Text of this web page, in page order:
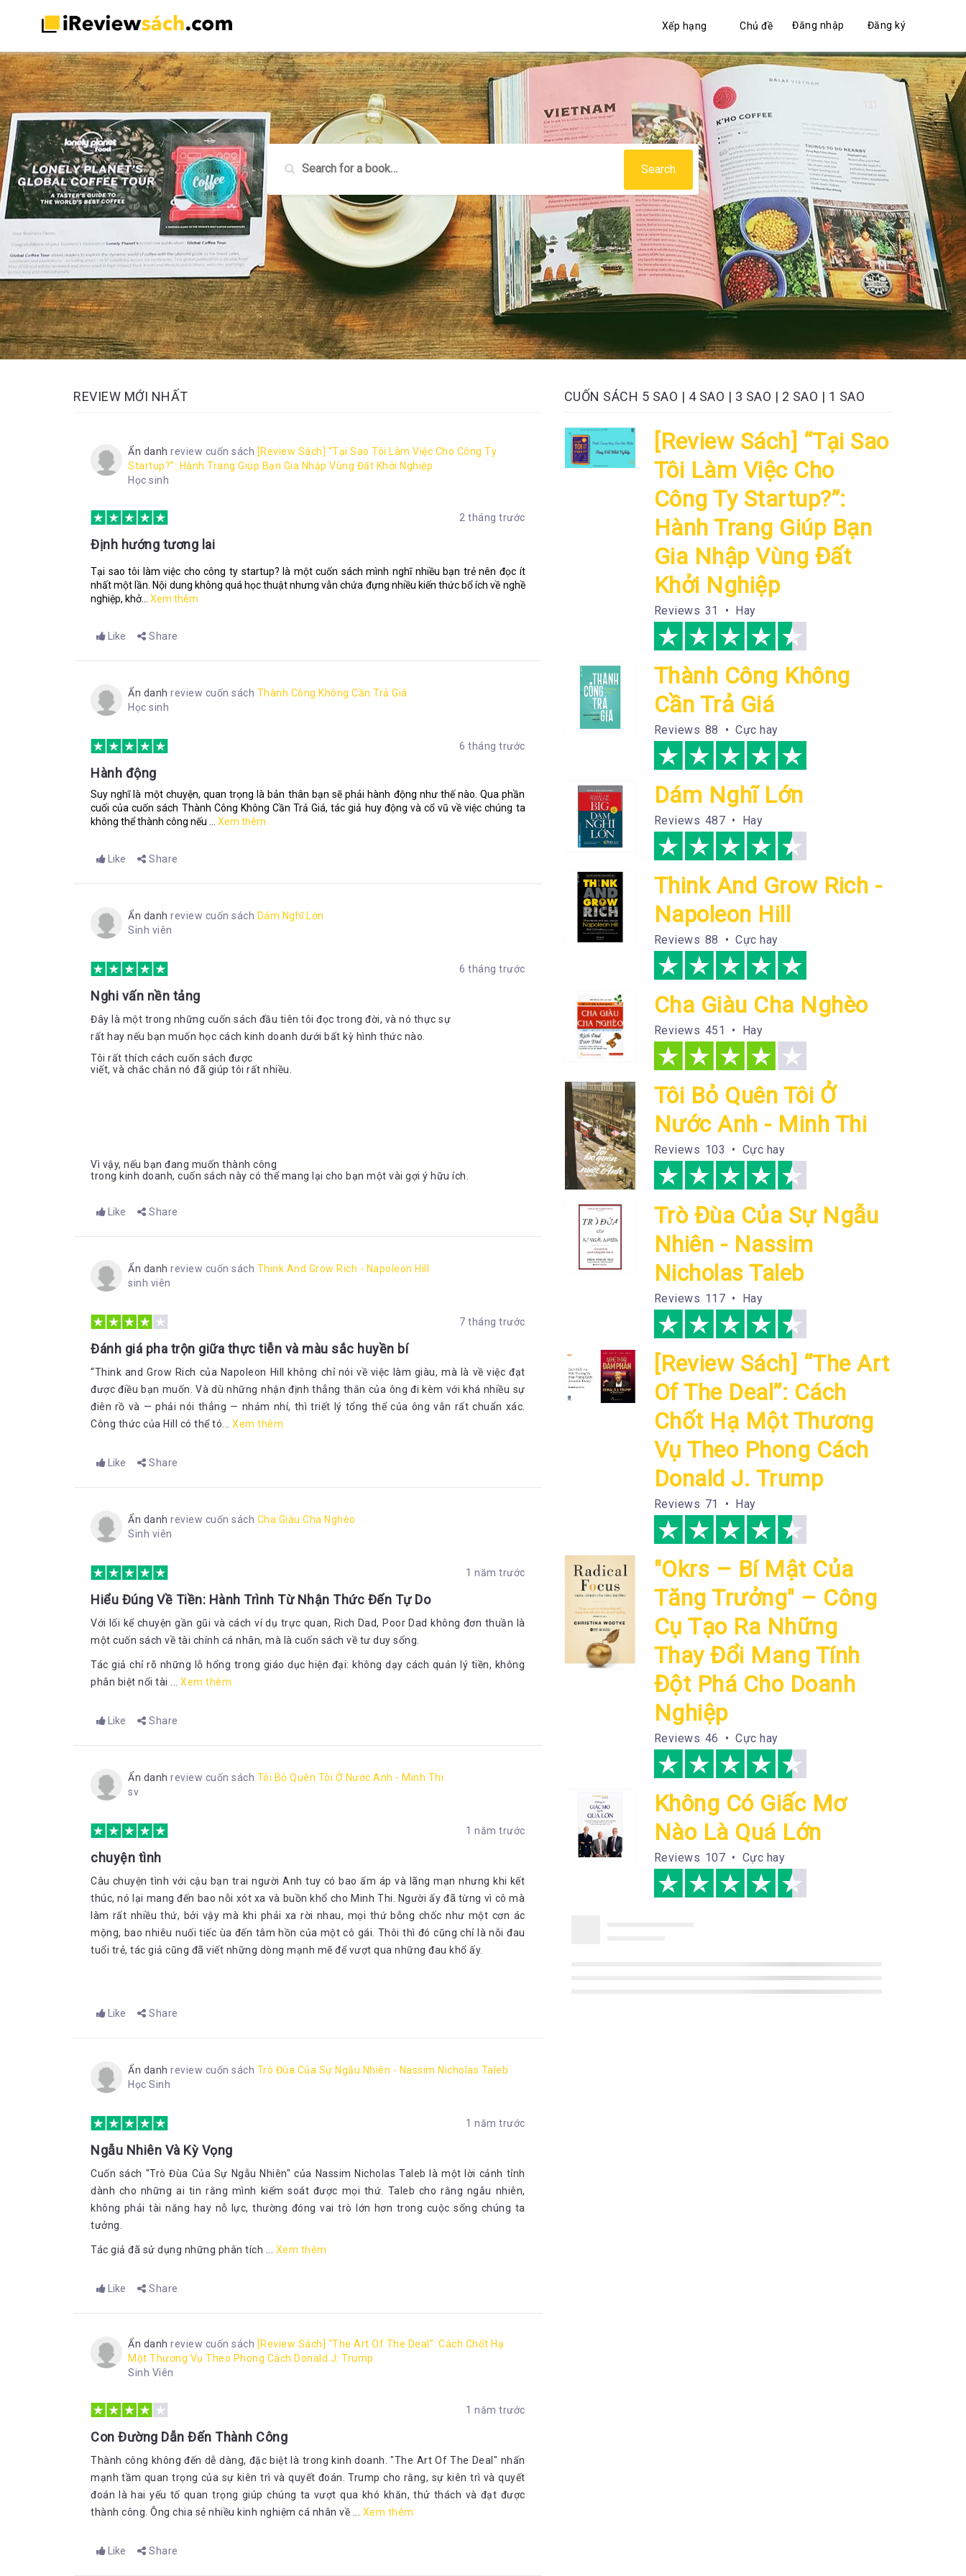
Đăng nhập Đăng ký
Xếp hạng Chủ đề
Search
REVIEW MỚI NHẤT
Ẩn danh review cuốn sách [Review Sách] “Tại Sao Tôi Làm Việc Cho Công Ty
Startup?”: Hành Trang Giúp Bạn Gia Nhập Vùng Đất Khởi Nghiệp
Học sinh
2 tháng trước
Định hướng tương lai
Tại sao tôi làm việc cho công ty startup? là một cuốn sách mình nghĩ nhiều bạn trẻ nên đọc ít
nhất một lần. Nội dung không quá học thuật nhưng vẫn chứa đựng nhiều kiến thức bổ ích về nghề
nghiệp, khở...
Xem thêm
Like Share
Ẩn danh review cuốn sách Thành Công Không Cần Trả Giá
Học sinh
6 tháng trước
Hành động
Suy nghĩ là một chuyện, quan trọng là bản thân bạn sẽ phải hành động như thế nào. Qua phần
cuối của cuốn sách Thành Công Không Cần Trả Giá, tác giả huy động và cổ vũ về việc chúng ta
không thể thành công nếu ...
Xem thêm
Like Share
Ẩn danh review cuốn sách Dám Nghĩ Lớn
Sinh viên
6 tháng trước
Nghi vấn nền tảng
Đây là một trong những cuốn sách đầu tiên tôi đọc trong đời, và nó thực sự
rất hay nếu bạn muốn học cách kinh doanh dưới bất kỳ hình thức nào.
Tôi rất thích cách cuốn sách được
viết, và chắc chắn nó đã giúp tôi rất nhiều.
Vì vậy, nếu bạn đang muốn thành công
trong kinh doanh, cuốn sách này có thể mang lại cho bạn một vài gợi ý hữu ích.
Like Share
Ẩn danh review cuốn sách Think And Grow Rich - Napoleon Hill
sinh viên
7 tháng trước
Đánh giá pha trộn giữa thực tiễn và màu sắc huyền bí
“Think and Grow Rich của Napoleon Hill không chỉ nói về việc làm giàu, mà là về việc đạt
được điều bạn muốn. Và dù những nhận định thẳng thắn của ông đi kèm với khá nhiều sự
điên rồ và — phải nói thẳng — nhảm nhí, thì triết lý tổng thể của ông vẫn rất chuẩn xác.
Công thức của Hill có thể tó...
Xem thêm
Like Share
Ẩn danh review cuốn sách Cha Giàu Cha Nghèo
Sinh viên
1 năm trước
Hiểu Đúng Về Tiền: Hành Trình Từ Nhận Thức Đến Tự Do
Với lối kể chuyện gần gũi và cách ví dụ trực quan, Rich Dad, Poor Dad không đơn thuần là
một cuốn sách về tài chính cá nhân, mà là cuốn sách về tư duy sống.
Tác giả chỉ rõ những lỗ hổng trong giáo dục hiện đại: không dạy cách quản lý tiền, không
phân biệt nổi tài ...
Xem thêm
Like Share
Ẩn danh review cuốn sách Tôi Bỏ Quên Tôi Ở Nước Anh - Minh Thi
sv
1 năm trước
chuyện tình
Câu chuyện tình với cậu bạn trai người Anh tuy có bao ấm áp và lãng mạn nhưng khi kết
thúc, nó lại mang đến bao nỗi xót xa và buồn khổ cho Minh Thi. Người ấy đã từng vì cô mà
làm rất nhiều thứ, bởi vậy mà khi phải xa rời nhau, mọi thứ bỗng chốc như một cơn ác
mộng, bao nhiêu nuối tiếc ùa đến tâm hồn của một cô gái. Thôi thì đó cũng chỉ là nỗi đau
tuổi trẻ, tác giả cũng đã viết những dòng mạnh mẽ để vượt qua những đau khổ ấy.
Like Share
Ẩn danh review cuốn sách Trò Đùa Của Sự Ngẫu Nhiên - Nassim Nicholas Taleb
Học Sinh
1 năm trước
Ngẫu Nhiên Và Kỳ Vọng
Cuốn sách "Trò Đùa Của Sự Ngẫu Nhiên" của Nassim Nicholas Taleb là một lời cảnh tỉnh
dành cho những ai tin rằng mình kiểm soát được mọi thứ. Taleb cho rằng ngẫu nhiên,
không phải tài năng hay nỗ lực, thường đóng vai trò lớn hơn trong cuộc sống chúng ta
tưởng.
Tác giả đã sử dụng những phân tích ... Xem thêm
Like Share
Ẩn danh review cuốn sách [Review Sách] “The Art Of The Deal”: Cách Chốt Hạ
Một Thương Vụ Theo Phong Cách Donald J. Trump
Sinh Viên
1 năm trước
Con Đường Dẫn Đến Thành Công
Thành công không đến dễ dàng, đặc biệt là trong kinh doanh. "The Art Of The Deal" nhấn
mạnh tầm quan trọng của sự kiên trì và quyết đoán. Trump cho rằng, sự kiên trì và quyết
đoán là hai yếu tố quan trọng giúp chúng ta vượt qua khó khăn, thử thách và đạt được
thành công. Ông chia sẻ nhiều kinh nghiệm cá nhân về ...
Xem thêm
Like Share
CUỐN SÁCH 5 SAO | 4 SAO | 3 SAO | 2 SAO | 1 SAO
[Review Sách] “Tại Sao
Tôi Làm Việc Cho
Công Ty Startup?”:
Hành Trang Giúp Bạn
Gia Nhập Vùng Đất
Khởi Nghiệp
Reviews 31 • Hay
Thành Công Không
Cần Trả Giá
Reviews 88 • Cực hay
Dám Nghĩ Lớn
Reviews 487 • Hay
Think And Grow Rich -
Napoleon Hill
Reviews 88 • Cực hay
Cha Giàu Cha Nghèo
Reviews 451 • Hay
Tôi Bỏ Quên Tôi Ở
Nước Anh - Minh Thi
Reviews 103 • Cực hay
Trò Đùa Của Sự Ngẫu
Nhiên - Nassim
Nicholas Taleb
Reviews 117 • Hay
[Review Sách] “The Art
Of The Deal”: Cách
Chốt Hạ Một Thương
Vụ Theo Phong Cách
Donald J. Trump
Reviews 71 • Hay
"Okrs – Bí Mật Của
Tăng Trưởng" – Công
Cụ Tạo Ra Những
Thay Đổi Mang Tính
Đột Phá Cho Doanh
Nghiệp
Reviews 46 • Cực hay
Không Có Giấc Mơ
Nào Là Quá Lớn
Reviews 107 • Cực hay